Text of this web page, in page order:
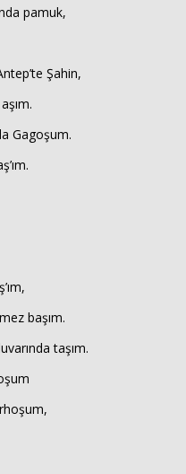
pamuk,
Şahin,
Gagoşum.
başım.
taşım.